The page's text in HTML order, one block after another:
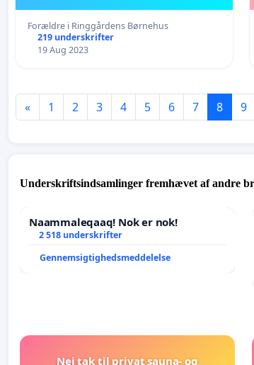
Forældre i Ringgårdens Børnehus
219 underskrifter
19 Aug 2023
« 1 2 3 4 5 6 7 8 9
Underskriftsindsamlinger fremhævet af andre
Naammaleqaaq! Nok er nok!
2 518 underskrifter
Gennemsigtighedsmeddelelse
Nej tak til privat sauna- og